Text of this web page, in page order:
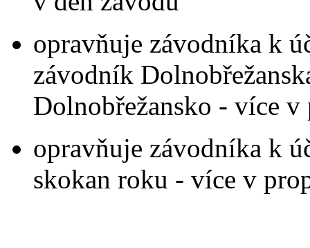
opravňuje závodníka k
závodník
Dolnobřežansko - více
opravňuje závodníka k
skokan roku - více v